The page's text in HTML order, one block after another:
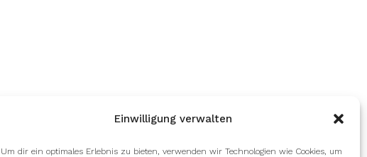
Einwilligung verwalten
Um dir ein optimales Erlebnis zu bieten, verwenden wir Technologien wie Cookies, um